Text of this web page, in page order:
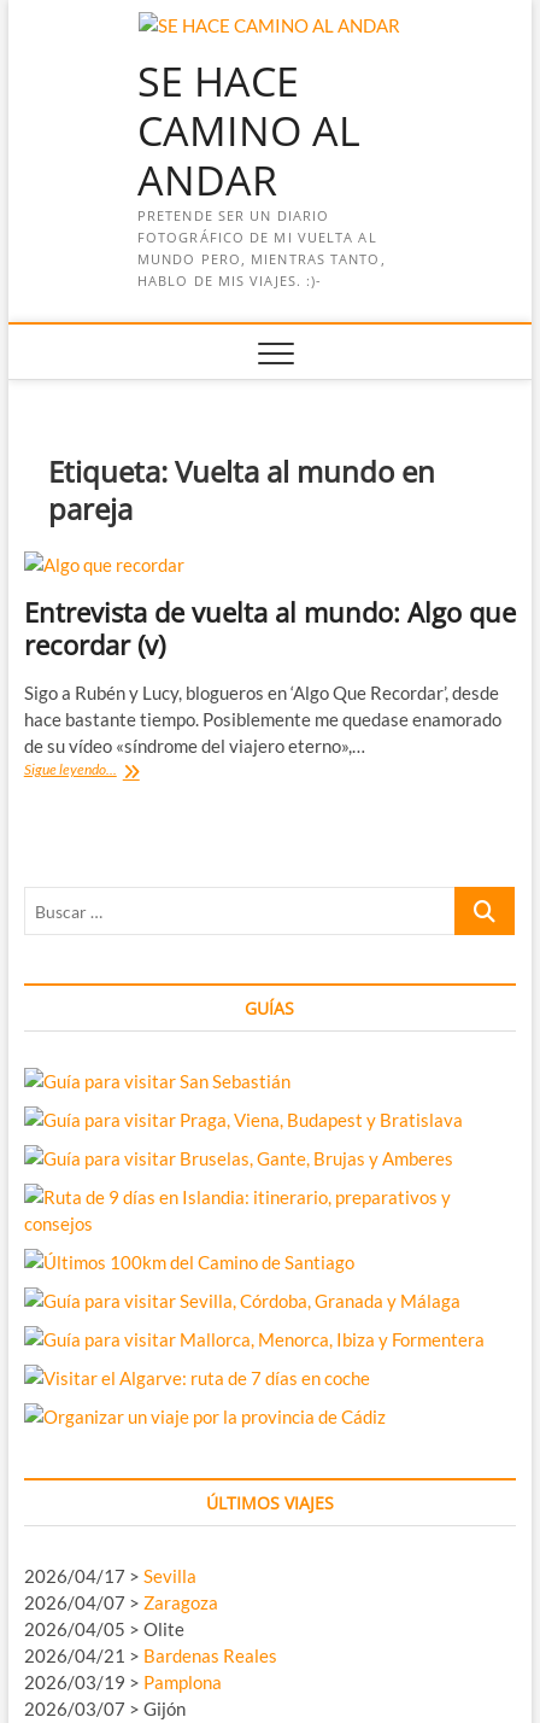
SE HACE
CAMINO AL
ANDAR
PRETENDE SER UN DIARIO
FOTOGRÁFICO DE MI VUELTA AL
MUNDO PERO, MIENTRAS TANTO,
HABLO DE MIS VIAJES. :)-
Etiqueta:Vuelta al mundo en
pareja
Entrevista de vuelta al mundo: Algo que
recordar (v)
Sigo a Rubén y Lucy, blogueros en ‘Algo Que Recordar’, desde
hace bastante tiempo. Posiblemente me quedase enamorado
de su vídeo «síndrome del viajero eterno»,…
Sigue leyendo... Entrevista
Buscar
GUÍAS
ÚLTIMOS VIAJES
2026/04/17 > Sevilla
2026/04/07 > Zaragoza
2026/04/05 > Olite
2026/04/21 > Bardenas Reales
2026/03/19 > Pamplona
2026/03/07 > Gijón